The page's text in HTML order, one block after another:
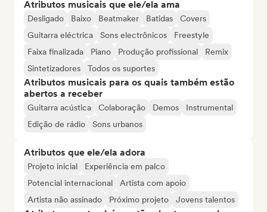
Atributos musicais que ele/ela ama
Desligado Baixo Beatmaker Batidas
Covers
Guitarra eléctrica
Sons electrônicos
Freestyle
Faixa finalizada
Piano Produção profissional
Remix
Sintetizadores
Todos os suportes
Atributos musicais para os quais também estão
abertos a receber
Guitarra acústica Colaboração Demos
Instrumental
Edição de rádio
Sons urbanos
Atributos que ele/ela adora
Projeto inicial
Experiência em palco
Potencial internacional
Artista com apoio
Artista não assinado
Próximo projeto Jovens talentos